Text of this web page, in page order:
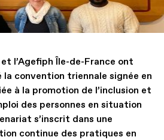
l’Agefiph Île-de-France ont
convention triennale signée en
à la promotion de l’inclusion et
des personnes en situation
s’inscrit dans une
continue des pratiques en